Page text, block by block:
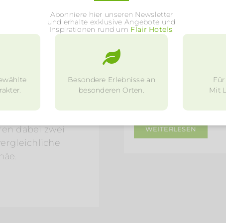
dabei zwei
1. April 2021
Auf in die
Entdecken Sie die
WEITERLESEN
Abonniere hier unseren Newsletter
und erhalte exklusive Angebote und
Inspirationen rund um Flair Hotels.
Besondere Erlebnisse an
besonderen Orten.
Mit